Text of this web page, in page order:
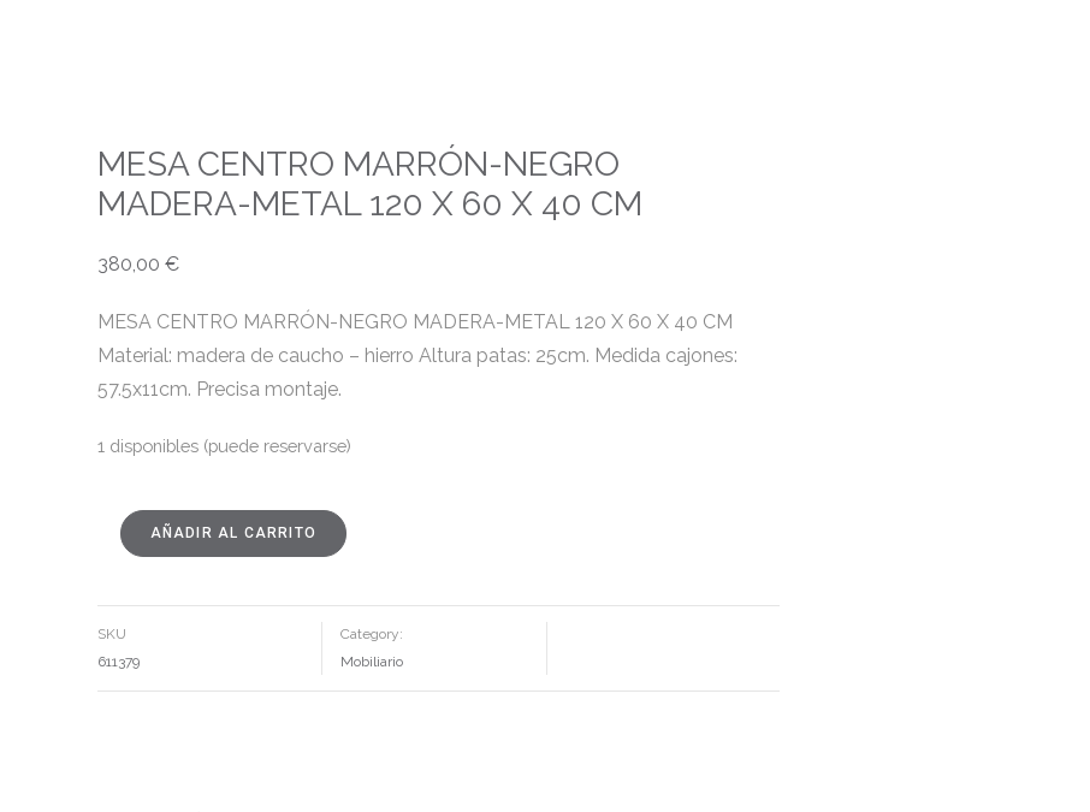
MESA CENTRO MARRÓN-NEGRO
MADERA-METAL 120 X 60 X 40 CM
380,00 €
MESA CENTRO MARRÓN-NEGRO MADERA-METAL 120 X 60 X 40 CM
Material: madera de caucho – hierro Altura patas: 25cm. Medida cajones:
57.5x11cm. Precisa montaje.
1 disponibles (puede reservarse)
MESA
CENTRO
MADERA-
120
60
40
AÑADIR AL CARRITO
SKU
611379
Category:
Mobiliario